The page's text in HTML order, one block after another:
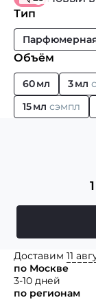
Тип
Объём
60 мл 3 мл
15 мл сэмпл
Доставим 11
по Москве
3-10 дней
по регионам